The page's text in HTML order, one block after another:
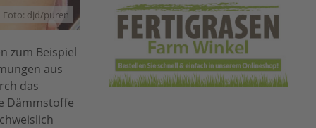
Foto: djd/puren
zum Beispiel
aus
das
Dämmstoffe